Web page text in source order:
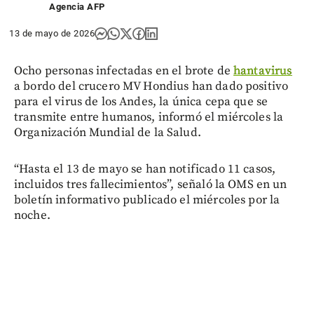
Agencia AFP
13 de mayo de 2026
Ocho personas infectadas en el brote de hantavirus
a bordo del crucero MV Hondius han dado positivo
para el virus de los Andes, la única cepa que se
transmite entre humanos, informó el miércoles la
Organización Mundial de la Salud.
“Hasta el 13 de mayo se han notificado 11 casos,
incluidos tres fallecimientos”, señaló la OMS en un
boletín informativo publicado el miércoles por la
noche.